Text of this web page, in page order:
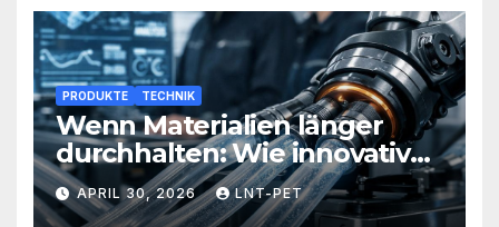
PRODUKTE TECHNIK
Wenn Materialien länger
durchhalten: Wie innovative
Werkstoffe Ihre Abläufe
revolutionieren
APRIL 30, 2026 LNT-PET